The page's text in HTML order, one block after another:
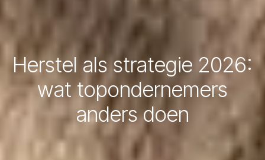
Herstel als strategie 2026:
wat topondernemers
anders doen